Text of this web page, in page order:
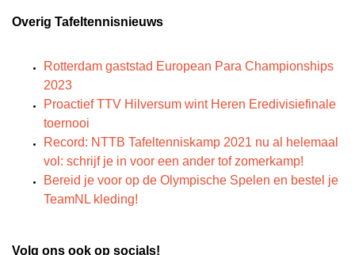
Overig Tafeltennisnieuws
Rotterdam gaststad European Para Championships
2023
Proactief TTV Hilversum wint Heren Eredivisiefinale
toernooi
Record: NTTB Tafeltenniskamp 2021 nu al helemaal
vol: schrijf je in voor een ander tof zomerkamp!
Bereid je voor op de Olympische Spelen en bestel je
TeamNL kleding!
Volg ons ook op socials!